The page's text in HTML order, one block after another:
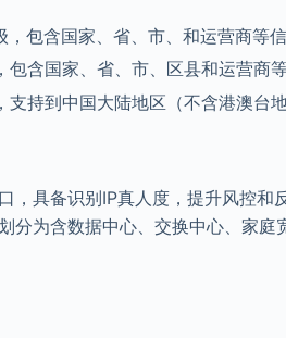
包含国家、省、市、和运营商等信
含国家、省、市、区县和运营商等
支持到中国大陆地区（不含港澳台
，具备识别IP真人度，提升风控和
为含数据中心、交换中心、家庭